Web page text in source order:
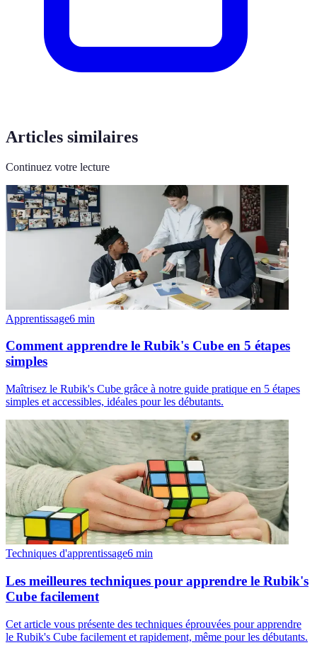
Articles similaires
Continuez votre lecture
Apprentissage6 min
Comment apprendre le Rubik's Cube en 5 étapes
simples
Maîtrisez le Rubik's Cube grâce à notre guide pratique en 5 étapes
simples et accessibles, idéales pour les débutants.
Techniques d'apprentissage6 min
Les meilleures techniques pour apprendre le Rubik's
Cube facilement
Cet article vous présente des techniques éprouvées pour apprendre
le Rubik's Cube facilement et rapidement, même pour les débutants.